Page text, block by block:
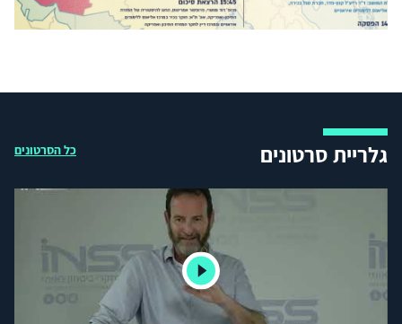
גלריית סרטונים כל הסרטונים